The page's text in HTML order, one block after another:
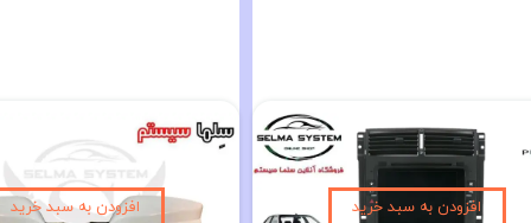
۲۱,۹۰۰,۰۰۰ تومان
افزودن به سبد خرید
دوربین دنده عقب خودرو AHD مدل T310 دوکاره
۲,۵۵۰,۰۰۰ تومان
افزودن به سبد خرید